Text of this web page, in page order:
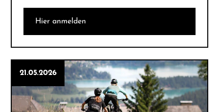
Hier anmelden
21.05.2026